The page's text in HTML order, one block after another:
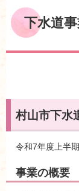
下水道
村山市下水
令和7年度上半
事業の概要